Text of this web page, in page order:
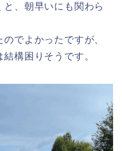
、朝早いにも関わら
でよかったですが、
構困りそうです。